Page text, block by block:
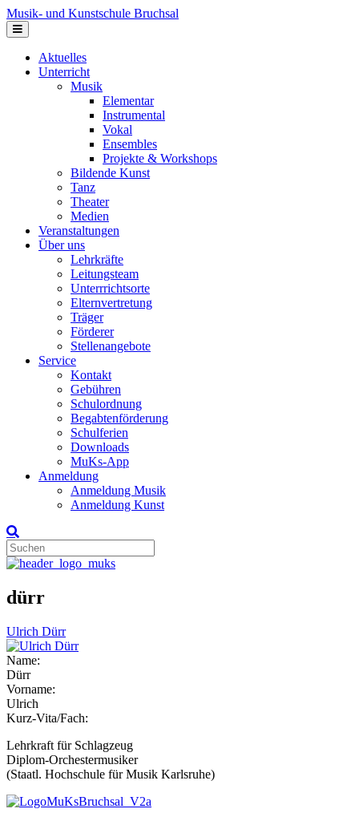
Musik- und Kunstschule Bruchsal
Navigation
Aktuelles
Unterricht
Musik
Elementar
Instrumental
Vokal
Ensembles
Projekte & Workshops
Bildende Kunst
Tanz
Theater
Medien
Veranstaltungen
Über uns
Lehrkräfte
Leitungsteam
Unterrrichtsorte
Elternvertretung
Träger
Förderer
Stellenangebote
Service
Kontakt
Gebühren
Schulordnung
Begabtenförderung
Schulferien
Downloads
MuKs-App
Anmeldung
Anmeldung Musik
Anmeldung Kunst
dürr
Ulrich Dürr
Name:
Dürr
Vorname:
Ulrich
Kurz-Vita/Fach:
Lehrkraft für Schlagzeug
Diplom-Orchestermusiker
(Staatl. Hochschule für Musik Karlsruhe)